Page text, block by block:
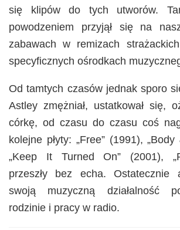
się klipów do tych utworów.
powodzeniem przyjął się na
zabawach w remizach
specyficznych ośrodkach
Od tamtych czasów jednak sporo
Astley zmężniał, ustatkował się,
córkę, od czasu do czasu coś
kolejne płyty: „Free” (1991),
„Keep It Turned On” (2001),
przeszły bez echa. Ostatecznie
swoją muzyczną działalność
rodzinie i pracy w radio.